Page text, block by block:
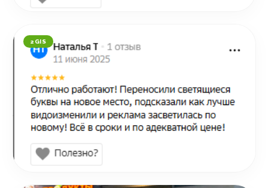
2GIS